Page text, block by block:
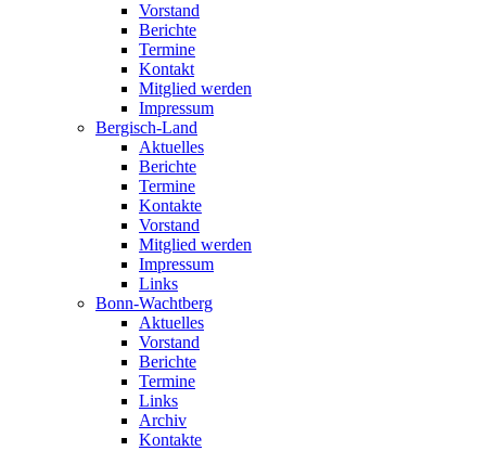
Vorstand
Berichte
Termine
Kontakt
Mitglied werden
Impressum
Bergisch-Land
Aktuelles
Berichte
Termine
Kontakte
Vorstand
Mitglied werden
Impressum
Links
Bonn-Wachtberg
Aktuelles
Vorstand
Berichte
Termine
Links
Archiv
Kontakte